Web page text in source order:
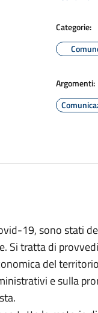
Categorie:
Argomenti:
19, sono stati
Si tratta di
del
e sulla